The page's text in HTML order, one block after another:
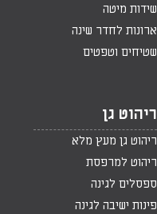
שידות מיטה
ארונות לחדר שינה
שטיחים וטפטים
ריהוט גן
ריהוט גן מעץ מלא
ריהוט למרפסת
ספסלים לגינה
פינות ישיבה לגינה